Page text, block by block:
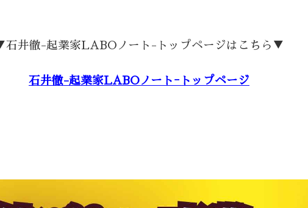
石井徹-起業家LABOノート-トップページはこちら▼
石井徹-起業家LABOノートｰトップページ